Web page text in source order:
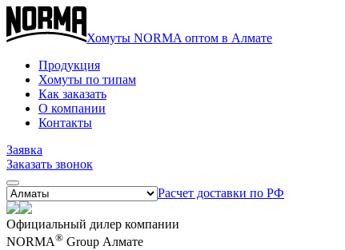
Хомуты NORMA оптом в Алмате
Продукция
Хомуты по типам
Как заказать
О компании
Контакты
Заявка
Заказать звонок
Расчет доставки по РФ
Официальный дилер компании
NORMA® Group Алмате